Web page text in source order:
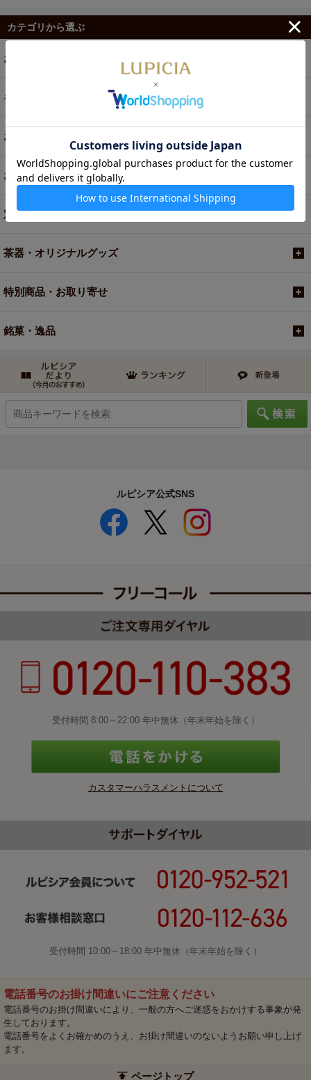
カテゴリから選ぶ
お茶
ギフト
お菓子・食品・飲料
お買い得商品
定期便
茶器・オリジナルグッズ
特別商品・お取り寄せ
銘菓・逸品
ルピシア公式SNS
受付時間 8:00～22:00 年中無休（年末年始を除く）
カスタマーハラスメントについて
受付時間 10:00～18:00 年中無休（年末年始を除く）
電話番号のお掛け間違いにご注意ください
電話番号のお掛け間違いにより、一般の方へご迷惑をおかけする事象が発
生しております。
電話番号をよくお確かめのうえ、お掛け間違いのないようお願い申し上げ
ます。
ページトップ